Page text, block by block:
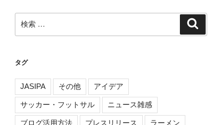
検
索:
タグ
JASIPA その他 アイデア
サッカー・フットサル ニュース雑感
ブログ活用方法 プレスリリース ラーメン